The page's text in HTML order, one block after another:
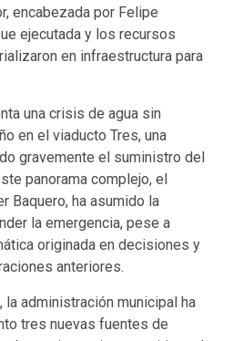
encabezada por Felipe
ejecutada y los recursos
en infraestructura para
una crisis de agua sin
en el viaducto Tres, una
gravemente el suministro del
panorama complejo, el
Baquero, ha asumido la
la emergencia, pese a
originada en decisiones y
anteriores.
administración municipal ha
tres nuevas fuentes de